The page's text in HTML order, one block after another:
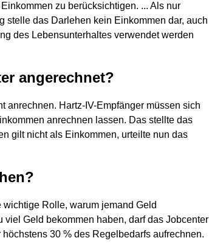
zu berücksichtigen. ... Als nur
stelle das Darlehen kein Einkommen dar, auch
des Lebensunterhaltes verwendet werden
angerechnet?
anrechnen. Hartz-IV-Empfänger müssen sich
anrechnen lassen. Das stellte das
gilt nicht als Einkommen, urteilte nun das
Rolle, warum jemand Geld
Geld bekommen haben, darf das Jobcenter
30 % des Regelbedarfs aufrechnen.